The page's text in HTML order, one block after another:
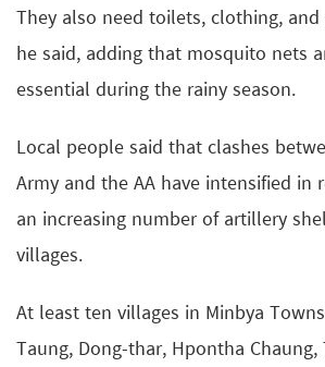
They also need toilets, clothing,
he said, adding that mosquito nets
essential during the rainy season.
Local people said that clashes
Army and the AA have intensified in
an increasing number of artillery
villages.
At least ten villages in Minbya
Taung, Dong-thar, Hpontha